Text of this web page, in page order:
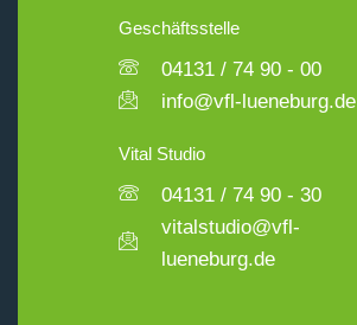
Geschäftsstelle
04131 / 74 90 - 00
info@vfl-lueneburg.de
Vital Studio
04131 / 74 90 - 30
vitalstudio@vfl-
lueneburg.de